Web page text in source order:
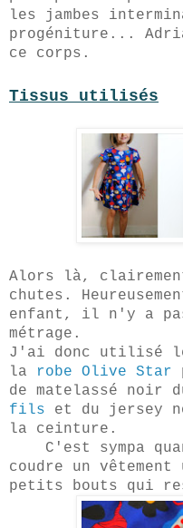
les jambes
progéniture...
ce corps.
Tissus utilisés
Alors là,
chutes.
enfant, il n'y a pas
métrage.
J'ai donc utilisé
la
robe Olive Star
de matelassé noir
fils et du jersey
la ceinture.
C'est sympa
coudre un vêtement
petits bouts qui